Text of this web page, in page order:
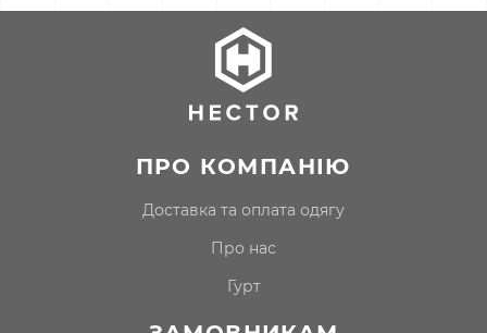
ПРО КОМПАНІЮ
доставка та оплата одягу
про нас
гурт